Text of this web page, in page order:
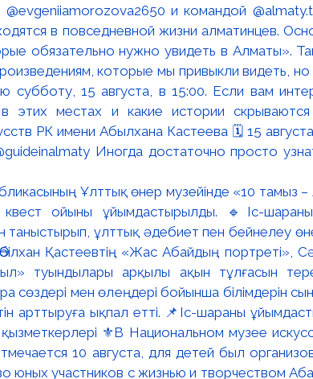
@evgeniiamorozova2650 и командой
в повседневной жизни алматинцев.
обязательно нужно увидеть в Алматы».
которые мы привыкли видеть,
15 августа, в 15:00. Если вам
этих местах и какие истории
РК имени Абылхана Кастеева 🗓 15
Иногда достаточно просто